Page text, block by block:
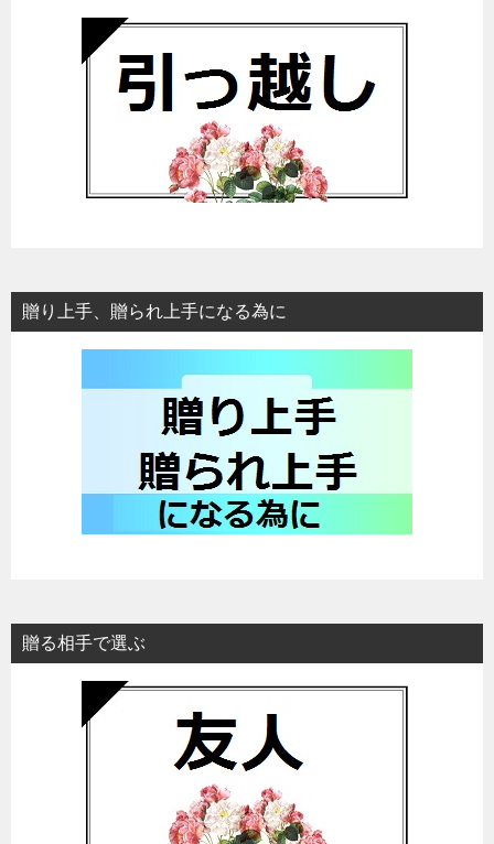
贈り上手、贈られ上手になる為に
贈る相手で選ぶ